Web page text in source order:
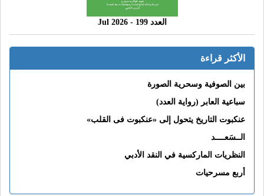
العدد 199 - 2026 Jul
الأكثر قراءة
بين الصوفية وسحرية الصورة
سباعية العابر (رواية العدد)
عنكبوت التاريخ يتحول إلى «عنكبوت فى القلب»
الــسَعــــد
النظريات الماركسية في النقد الأدبي
أربع مسرحيات